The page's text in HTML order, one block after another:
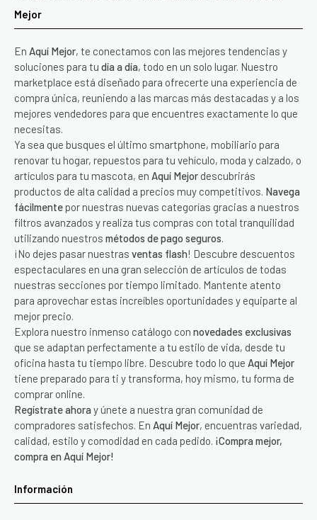
Mejor
En Aquí Mejor, te conectamos con las mejores tendencias y
soluciones para tu día a día, todo en un solo lugar. Nuestro
marketplace está diseñado para ofrecerte una experiencia de
compra única, reuniendo a las marcas más destacadas y a los
mejores vendedores para que encuentres exactamente lo que
necesitas.
Ya sea que busques el último smartphone, mobiliario para
renovar tu hogar, repuestos para tu vehículo, moda y calzado, o
artículos para tu mascota, en Aquí Mejor descubrirás
productos de alta calidad a precios muy competitivos. Navega
fácilmente por nuestras nuevas categorías gracias a nuestros
filtros avanzados y realiza tus compras con total tranquilidad
utilizando nuestros métodos de pago seguros.
¡No dejes pasar nuestras ventas flash! Descubre descuentos
espectaculares en una gran selección de artículos de todas
nuestras secciones por tiempo limitado. Mantente atento
para aprovechar estas increíbles oportunidades y equiparte al
mejor precio.
Explora nuestro inmenso catálogo con novedades exclusivas
que se adaptan perfectamente a tu estilo de vida, desde tu
oficina hasta tu tiempo libre. Descubre todo lo que Aquí Mejor
tiene preparado para ti y transforma, hoy mismo, tu forma de
comprar online.
Regístrate ahora y únete a nuestra gran comunidad de
compradores satisfechos. En Aquí Mejor, encuentras variedad,
calidad, estilo y comodidad en cada pedido. ¡Compra mejor,
compra en Aquí Mejor!
Información